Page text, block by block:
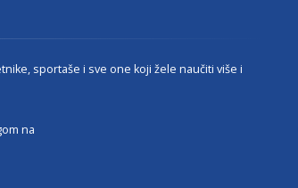
sportaše i sve one koji žele naučiti više i
na